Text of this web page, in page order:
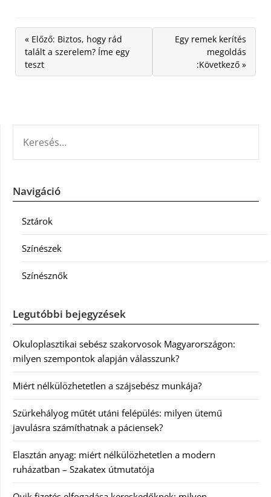
« Előző: Biztos, hogy rád
talált a szerelem? Íme egy
teszt
Egy remek kerítés
megoldás
:Következő »
Navigáció
Sztárok
Színészek
Színésznők
Legutóbbi bejegyzések
Okuloplasztikai sebész szakorvosok Magyarországon:
milyen szempontok alapján válasszunk?
Miért nélkülözhetetlen a szájsebész munkája?
Szürkehályog műtét utáni felépülés: milyen ütemű
javulásra számíthatnak a páciensek?
Elasztán anyag: miért nélkülözhetetlen a modern
ruházatban – Szakatex útmutatója